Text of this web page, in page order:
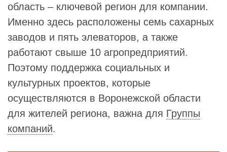
область – ключевой регион для компании.
Именно здесь расположены семь сахарных
заводов и пять элеваторов, а также
работают свыше 10 агропредприятий.
Поэтому поддержка социальных и
культурных проектов, которые
осуществляются в Воронежской области
для жителей региона, важна для Группы
компаний.